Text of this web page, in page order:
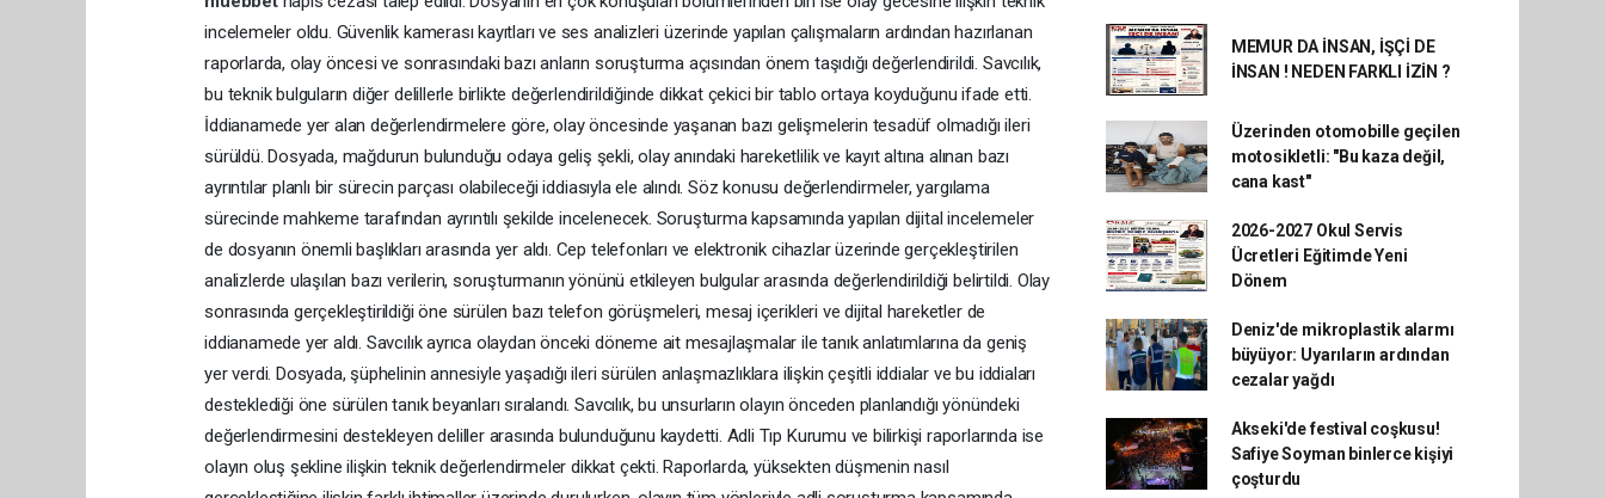
incelemeler oldu. Güvenlik kamerası kayıtları ve ses analizleri üzerinde yapılan çalışmaların ardından hazırlanan
raporlarda, olay öncesi ve sonrasındaki bazı anların soruşturma açısından önem taşıdığı değerlendirildi. Savcılık,
bu teknik bulguların diğer delillerle birlikte değerlendirildiğinde dikkat çekici bir tablo ortaya koyduğunu ifade etti.
İddianamede yer alan değerlendirmelere göre, olay öncesinde yaşanan bazı gelişmelerin tesadüf olmadığı ileri
sürüldü. Dosyada, mağdurun bulunduğu odaya geliş şekli, olay anındaki hareketlilik ve kayıt altına alınan bazı
ayrıntılar planlı bir sürecin parçası olabileceği iddiasıyla ele alındı. Söz konusu değerlendirmeler, yargılama
sürecinde mahkeme tarafından ayrıntılı şekilde incelenecek. Soruşturma kapsamında yapılan dijital incelemeler
de dosyanın önemli başlıkları arasında yer aldı. Cep telefonları ve elektronik cihazlar üzerinde gerçekleştirilen
analizlerde ulaşılan bazı verilerin, soruşturmanın yönünü etkileyen bulgular arasında değerlendirildiği belirtildi. Olay
sonrasında gerçekleştirildiği öne sürülen bazı telefon görüşmeleri, mesaj içerikleri ve dijital hareketler de
iddianamede yer aldı. Savcılık ayrıca olaydan önceki döneme ait mesajlaşmalar ile tanık anlatımlarına da geniş
yer verdi. Dosyada, şüphelinin annesiyle yaşadığı ileri sürülen anlaşmazlıklara ilişkin çeşitli iddialar ve bu iddiaları
desteklediği öne sürülen tanık beyanları sıralandı. Savcılık, bu unsurların olayın önceden planlandığı yönündeki
değerlendirmesini destekleyen deliller arasında bulunduğunu kaydetti. Adli Tıp Kurumu ve bilirkişi raporlarında ise
olayın oluş şekline ilişkin teknik değerlendirmeler dikkat çekti. Raporlarda, yüksekten düşmenin nasıl
MEMUR DA İNSAN, İŞÇİ DE
İNSAN ! NEDEN FARKLI İZİN ?
Üzerinden otomobille geçilen
motosikletli: "Bu kaza değil,
cana kast"
2026-2027 Okul Servis
Ücretleri Eğitimde Yeni
Dönem
Deniz'de mikroplastik alarmı
büyüyor: Uyarıların ardından
cezalar yağdı
Akseki'de festival coşkusu!
Safiye Soyman binlerce kişiyi
çoşturdu